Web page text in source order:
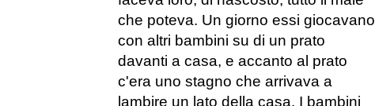
che poteva. Un giorno essi giocavano
con altri bambini su di un prato
davanti a casa, e accanto al prato
c'era uno stagno che arrivava a
lambire un lato della casa. I bambini